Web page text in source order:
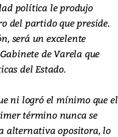
política le produjo
del partido que preside.
será un excelente
de Varela que
del Estado.
ni logró el mínimo que el
término nunca se
alternativa opositora, lo